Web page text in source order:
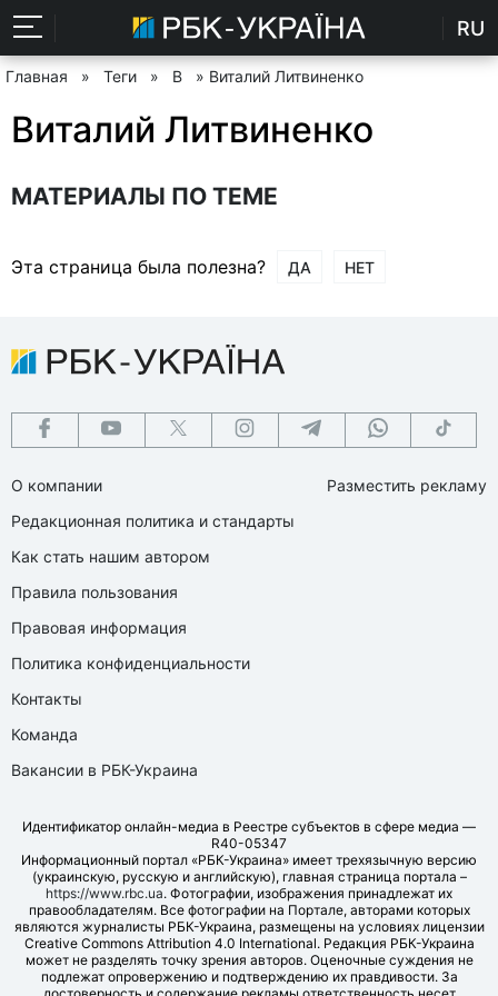
RU
Главная » Теги » В » Виталий Литвиненко
Виталий Литвиненко
МАТЕРИАЛЫ ПО ТЕМЕ
Эта страница была полезна? ДА НЕТ
О компании
Редакционная политика и стандарты
Как стать нашим автором
Правила пользования
Правовая информация
Политика конфиденциальности
Контакты
Команда
Вакансии в РБК-Украина
Разместить рекламу
Идентификатор онлайн-медиа в Реестре субъектов в сфере медиа —
R40-05347
Информационный портал «РБК-Украина» имеет трехязычную версию
(украинскую, русскую и английскую), главная страница портала –
https://www.rbc.ua. Фотографии, изображения принадлежат их
правообладателям. Все фотографии на Портале, авторами которых
являются журналисты РБК-Украина, размещены на условиях лицензии
Creative Commons Attribution 4.0 International. Редакция РБК-Украина
может не разделять точку зрения авторов. Оценочные суждения не
подлежат опровержению и подтверждению их правдивости. За